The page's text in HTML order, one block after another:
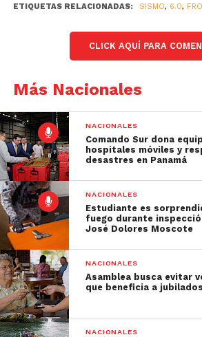
ETIQUETAS RELACIONADAS: SISMO, 6.0,
CLICK AQUÍ PARA
Más Nacionales
NACIONALES
Comando Sur dona
hospitales móviles y
desastres en Panamá
NACIONALES
Estudiante es
fuego durante
José Dolores Moscote
NACIONALES
Asamblea busca evitar
que beneficia a jubilados
NACIONALES